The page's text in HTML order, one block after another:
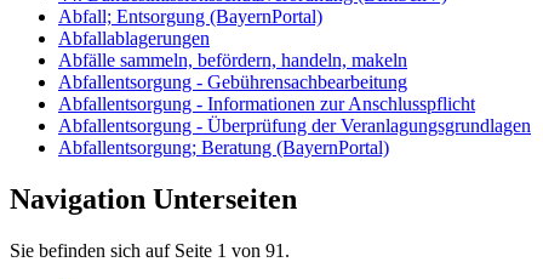
Abfall; Entsorgung (BayernPortal)
Abfallablagerungen
Abfälle sammeln, befördern, handeln, makeln
Abfallentsorgung - Gebührensachbearbeitung
Abfallentsorgung - Informationen zur Anschlusspflicht
Abfallentsorgung - Überprüfung der Veranlagungsgrundlagen
Abfallentsorgung; Beratung (BayernPortal)
Navigation Unterseiten
Sie befinden sich auf Seite 1 von 91.